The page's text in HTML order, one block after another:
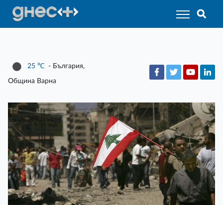
25 ℃ - България,
Община Варна